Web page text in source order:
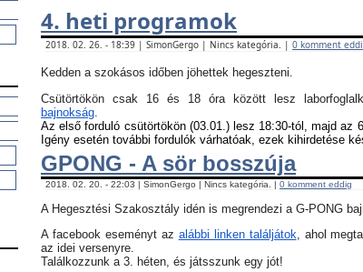
4. heti programok
2018. 02. 26. - 18:39 | SimonGergo | Nincs kategória. | 0 komment
Kedden a szokásos időben jöhettek hegeszteni.
Csütörtökön csak 16 és 18 óra között lesz
bajnokság.
Az első forduló csütörtökön (03.01.) lesz 18:30-tól, majd az
Igény esetén további fordulók várhatóak, ezek kihirdetése
GPONG - A sör bosszúja
2018. 02. 20. - 22:03 | SimonGergo | Nincs kategória. | 0 komment eddig
A Hegesztési Szakosztály idén is megrendezi a G-PONG
A facebook eseményt az alábbi linken találjátok , ahol
az idei versenyre.
Találkozzunk a 3. héten, és játsszunk egy jót!